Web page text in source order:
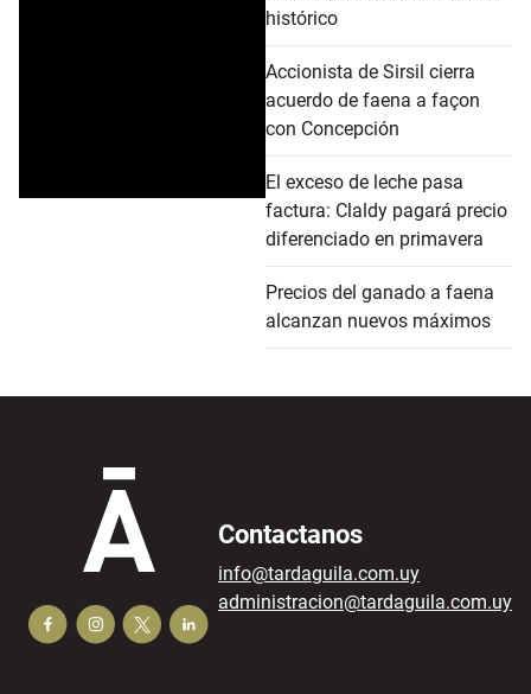
histórico
Accionista de Sirsil cierra
acuerdo de faena a façon
con Concepción
El exceso de leche pasa
factura: Claldy pagará precio
diferenciado en primavera
Precios del ganado a faena
alcanzan nuevos máximos
Contactanos
info@tardaguila.com.uy
administracion@tardaguila.com.uy